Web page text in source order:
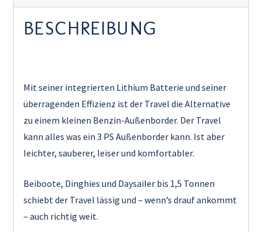
BESCHREIBUNG
Mit seiner integrierten Lithium Batterie und seiner
überragenden Effizienz ist der Travel die Alternative
zu einem kleinen Benzin-Außenborder. Der Travel
kann alles was ein 3 PS Außenborder kann. Ist aber
leichter, sauberer, leiser und komfortabler.
Beiboote, Dinghies und Daysailer bis 1,5 Tonnen
schiebt der Travel lässig und – wenn’s drauf ankommt
– auch richtig weit.